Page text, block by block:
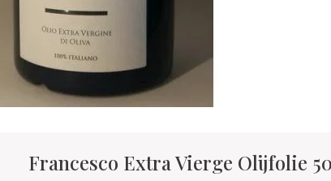
Francesco Extra Vierge Olijfolie